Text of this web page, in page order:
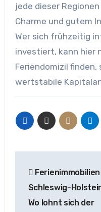
jede dieser
Charme und gutem
Wer sich frühzeitig
investiert, kann hier
Feriendomizil finden,
wertstabile
Ferienimmobilien
Schleswig-
Wo lohnt sich der